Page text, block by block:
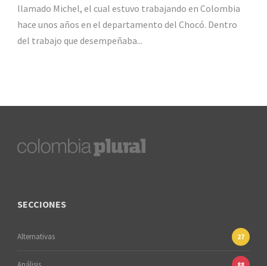
llamado Michel, el cual estuvo trabajando en Colombia
hace unos años en el departamento del Chocó. Dentro
del trabajo que desempeñaba...
SECCIONES
Alternativas 27